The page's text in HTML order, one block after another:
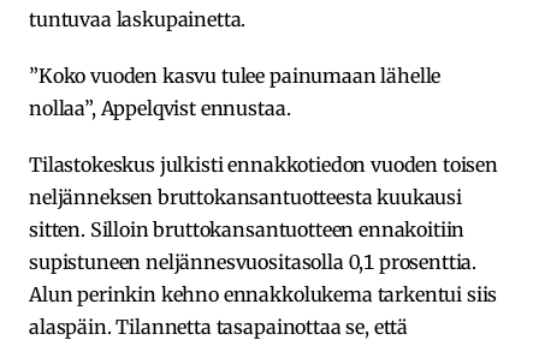
tuntuvaa laskupainetta.
”Koko vuoden kasvu tulee painumaan lähelle
nollaa”, Appelqvist ennustaa.
Tilastokeskus julkisti ennakkotiedon vuoden toisen
neljänneksen bruttokansantuotteesta kuukausi
sitten. Silloin bruttokansantuotteen ennakoitiin
supistuneen neljännesvuositasolla 0,1 prosenttia.
Alun perinkin kehno ennakkolukema tarkentui siis
alaspäin. Tilannetta tasapainottaa se, että